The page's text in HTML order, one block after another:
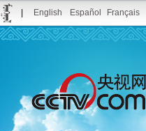
English Español Français